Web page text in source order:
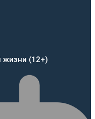
жизни (12+)